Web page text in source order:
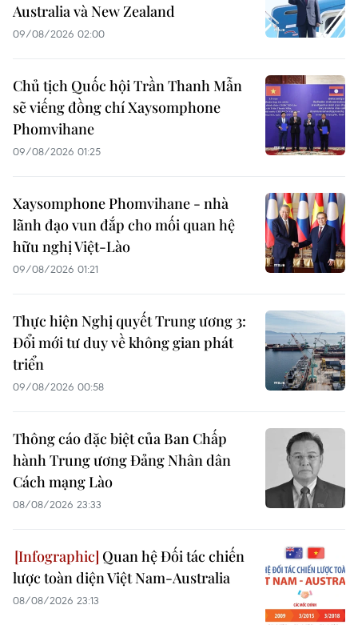
Australia và New Zealand
09/08/2026 02:00
Chủ tịch Quốc hội Trần Thanh Mẫn
sẽ viếng đồng chí Xaysomphone
Phomvihane
09/08/2026 01:25
Xaysomphone Phomvihane - nhà
lãnh đạo vun đắp cho mối quan hệ
hữu nghị Việt-Lào
09/08/2026 01:21
Thực hiện Nghị quyết Trung ương 3:
Đổi mới tư duy về không gian phát
triển
09/08/2026 00:58
Thông cáo đặc biệt của Ban Chấp
hành Trung ương Đảng Nhân dân
Cách mạng Lào
08/08/2026 23:33
Quan hệ Đối tác chiến
lược toàn diện Việt Nam-Australia
08/08/2026 23:13